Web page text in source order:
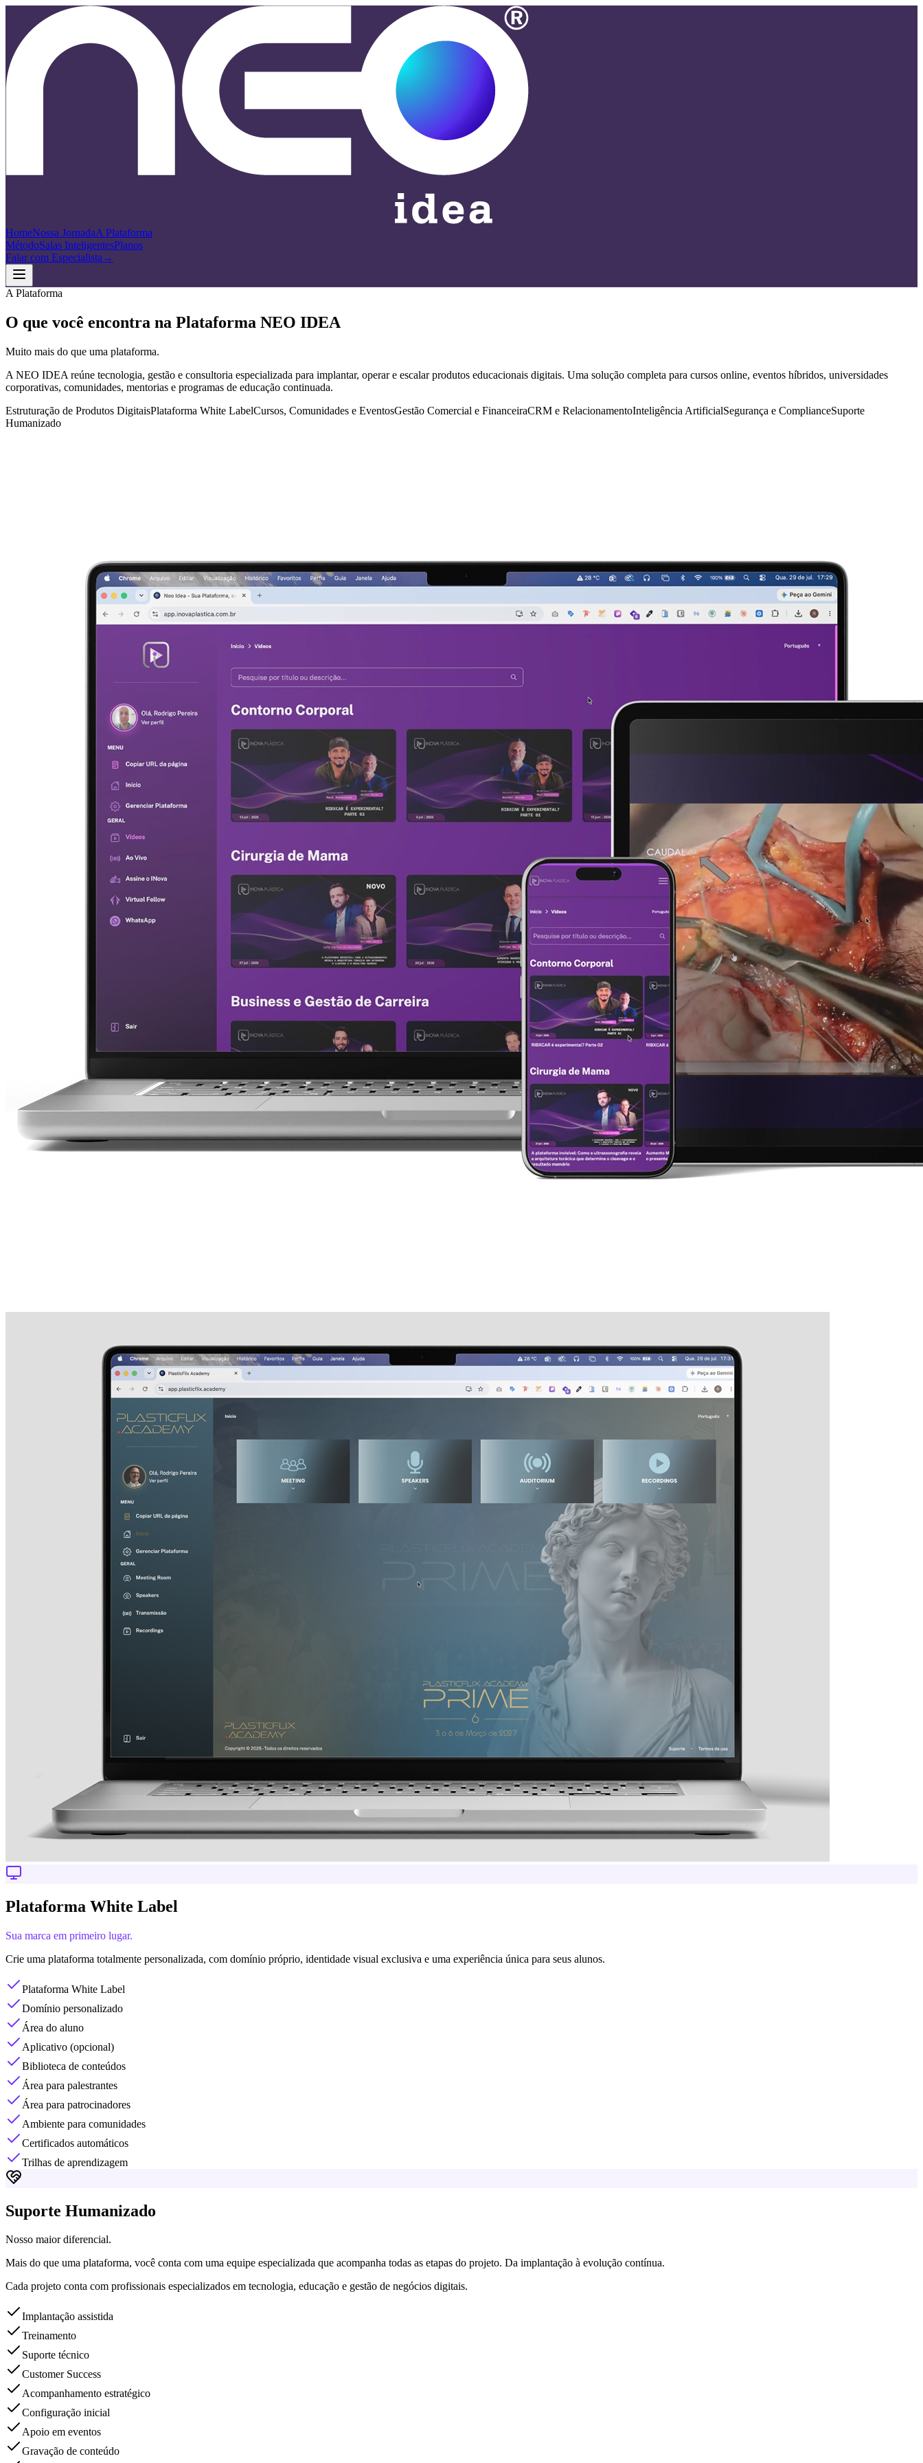
HomeNossa JornadaA Plataforma
MétodoSalas InteligentesPlanos
Falar com Especialista →
A Plataforma
O que você encontra na Plataforma NEO IDEA
Muito mais do que uma plataforma.
A NEO IDEA reúne tecnologia, gestão e consultoria especializada para implantar, operar e escalar produtos educacionais digitais. Uma solução completa para cursos online, eventos híbridos, universidades
corporativas, comunidades, mentorias e programas de educação continuada.
Estruturação de Produtos DigitaisPlataforma White LabelCursos, Comunidades e EventosGestão Comercial e FinanceiraCRM e RelacionamentoInteligência ArtificialSegurança e ComplianceSuporte
Humanizado
Plataforma White Label
Sua marca em primeiro lugar.
Crie uma plataforma totalmente personalizada, com domínio próprio, identidade visual exclusiva e uma experiência única para seus alunos.
Plataforma White Label
Domínio personalizado
Área do aluno
Aplicativo (opcional)
Biblioteca de conteúdos
Área para palestrantes
Área para patrocinadores
Ambiente para comunidades
Certificados automáticos
Trilhas de aprendizagem
Suporte Humanizado
Nosso maior diferencial.
Mais do que uma plataforma, você conta com uma equipe especializada que acompanha todas as etapas do projeto. Da implantação à evolução contínua.
Cada projeto conta com profissionais especializados em tecnologia, educação e gestão de negócios digitais.
Implantação assistida
Treinamento
Suporte técnico
Customer Success
Acompanhamento estratégico
Configuração inicial
Apoio em eventos
Gravação de conteúdo